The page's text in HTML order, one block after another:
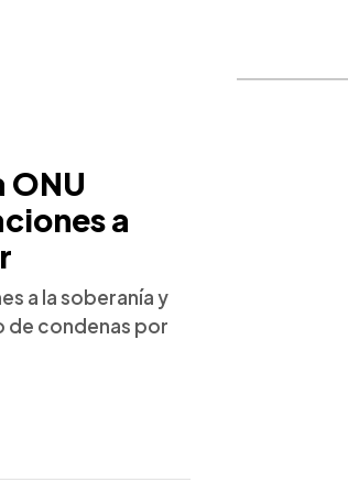
ONU
a
a la soberanía y
de condenas por